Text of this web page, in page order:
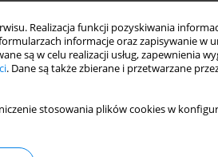
Realizacja funkcji pozyskiwania
informacje oraz zapisywanie w
są w celu realizacji usług, zapewnienia
. Dane są także zbierane i przetwarzane
stosowania plików cookies w